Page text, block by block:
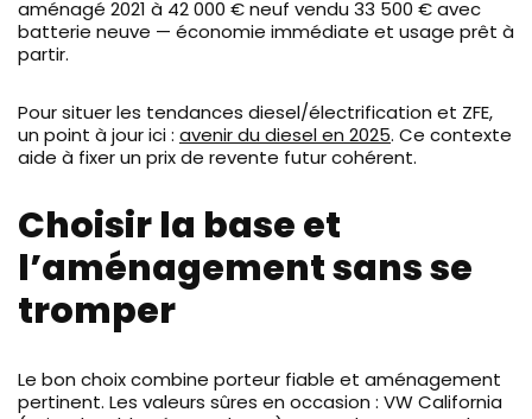
aménagé 2021 à 42 000 € neuf vendu 33 500 € avec
batterie neuve — économie immédiate et usage prêt à
partir.
Pour situer les tendances diesel/électrification et ZFE,
un point à jour ici : avenir du diesel en 2025. Ce contexte
aide à fixer un prix de revente futur cohérent.
Choisir la base et
l’aménagement sans se
tromper
Le bon choix combine porteur fiable et aménagement
pertinent. Les valeurs sûres en occasion : VW California